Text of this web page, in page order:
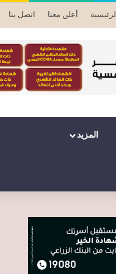
الرئيسية أعلن معنا اتصل بنا
المزيد